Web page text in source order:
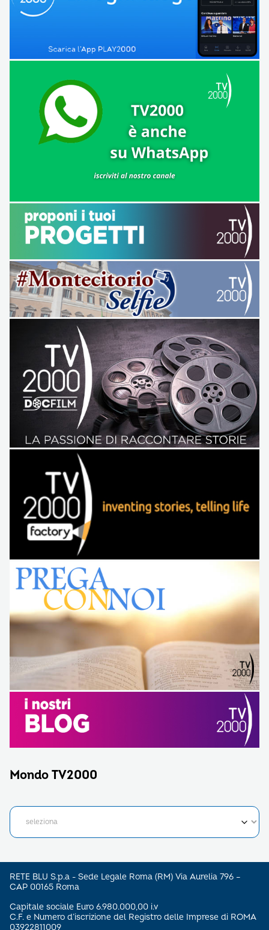
Mondo TV2000
RETE BLU S.p.a - Sede Legale Roma (RM) Via Aurelia 796 –
CAP 00165 Roma
Capitale sociale Euro 6.980.000,00 i.v
C.F. e Numero d’iscrizione del Registro delle Imprese di ROMA
03922811009